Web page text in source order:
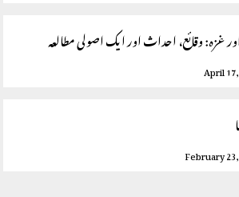
غزہ: وقائع، احداث اور ایک اصولی مطالعہ
April
February